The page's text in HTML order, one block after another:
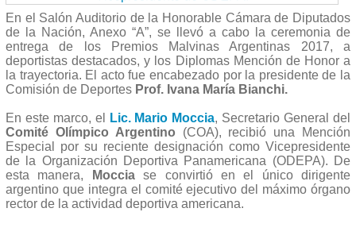
En el Salón Auditorio de la Honorable Cámara de Diputados
de la Nación, Anexo “A”, se llevó a cabo la ceremonia de
entrega de los Premios Malvinas Argentinas 2017, a
deportistas destacados, y los Diplomas Mención de Honor a
la trayectoria. El acto fue encabezado por la presidente de la
Comisión de Deportes Prof. Ivana María Bianchi.
En este marco, el Lic. Mario Moccia, Secretario General del
Comité Olímpico Argentino (COA), recibió una Mención
Especial por su reciente designación como Vicepresidente
de la Organización Deportiva Panamericana (ODEPA). De
esta manera,
Mocciase convirtió en el único dirigente
argentino que integra el comité ejecutivo del máximo órgano
rector de la actividad deportiva americana.